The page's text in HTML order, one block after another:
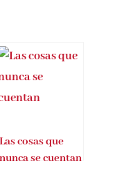
Las cosas que
nunca se cuentan